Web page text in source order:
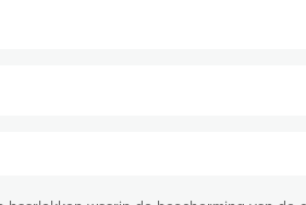
en overbehandeld haar.
voller en glanzender haar**. •
Scalp & Hair Shampoo aan op nat